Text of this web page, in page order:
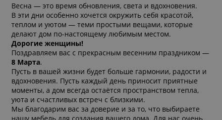
Весна — это время обновления, света и вдохновения.
В эти дни особенно хочется окружить себя красотой,
теплом и уютом — теми простыми вещами, которые
делают дом по-настоящему любимым местом.
Дорогие женщины!
Поздравляем вас с прекрасным весенним праздником —
8 Марта.
Пусть в вашей жизни будет больше гармонии, радости и
вдохновения. Пусть каждый день приносит приятные
моменты, а дом всегда остаётся пространством тепла,
уюта и счастливых встреч с близкими.
Мы благодарим вас за доверие и за то, что выбираете
нашу мебель для создания вашего дома. Для нас очень